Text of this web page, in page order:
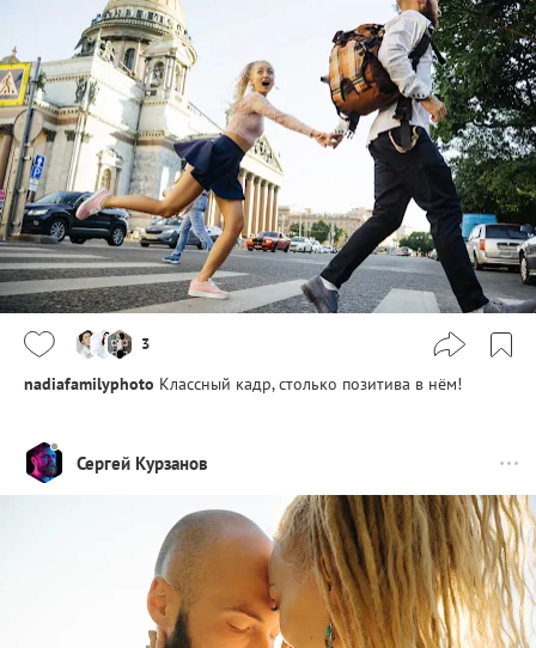
3
nadiafamilyphoto Классный кадр, столько позитива в нём!
Сергей Курзанов